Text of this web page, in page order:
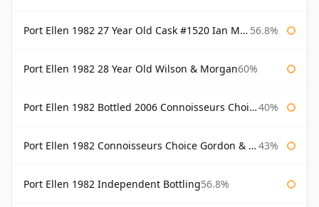
Port Ellen 1982 27 Year Old Cask #1520 Ian Macleod Chieftain 56.8%
Port Ellen 1982 28 Year Old Wilson & Morgan60%
Port Ellen 1982 Bottled 2006 Connoisseurs Choice Gordon & Macphail 40%
Port Ellen 1982 Connoisseurs Choice Gordon & Macphail 43%
Port Ellen 1982 Independent Bottling56.8%